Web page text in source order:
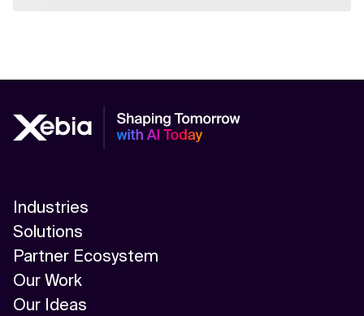
Industries
Solutions
Partner Ecosystem
Our Work
Our Ideas